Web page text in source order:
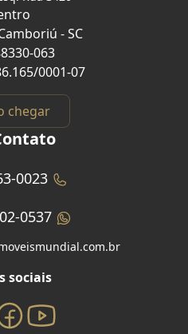
- SC
063
0001-07
chegar
0023
0537
sociais